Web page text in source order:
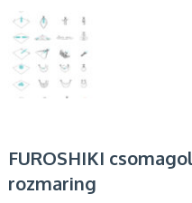
FUROSHIKI
rozmaring